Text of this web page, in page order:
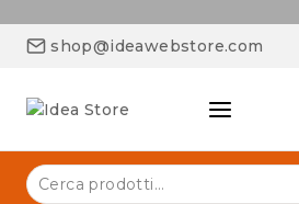
shop@ideawebstore.com